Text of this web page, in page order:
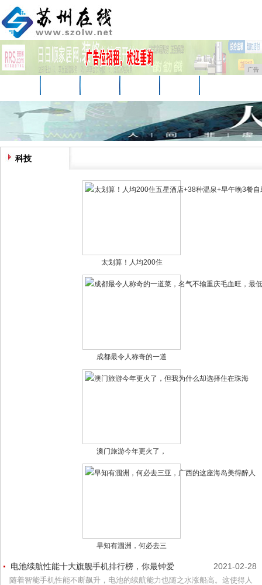
广告
企业 游戏
科技
太划算！人均200住
成都最令人称奇的一道
澳门旅游今年更火了，
早知有涠洲，何必去三
2021-02-28
电池续航性能十大旗舰手机排行榜，你最钟爱
随着智能手机性能不断飙升，电池的续航能力也随之水涨船高。这使得人